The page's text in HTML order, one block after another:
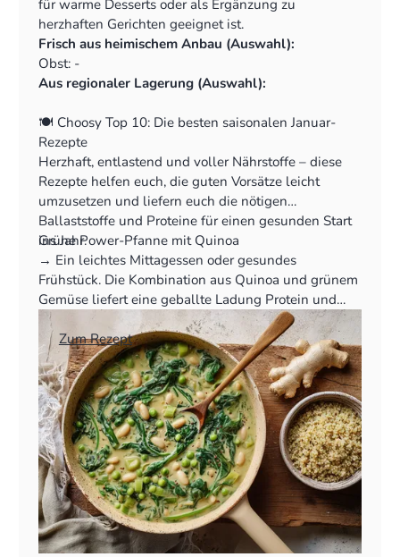
Chicorée
Aus regionaler Lagerung (Auswahl):
Kohl & Blätter: Weißkohl
Wurzeln & Rüben: Kartoffeln, Möhren,
Knollensellerie, Rote Bete, Pastinaken, Steckrüben
für warme Desserts oder als Ergänzung zu
herzhaften Gerichten geeignet ist.
Frisch aus heimischem Anbau (Auswahl):
Obst: -
Aus regionaler Lagerung (Auswahl):
Nüsse: Walnüsse, Haselnüsse
🍽️ Choosy Top 10: Die besten saisonalen Januar-
Rezepte
Herzhaft, entlastend und voller Nährstoffe – diese
Rezepte helfen euch, die guten Vorsätze leicht
umzusetzen und liefern euch die nötigen
Ballaststoffe und Proteine für einen gesunden Start
ins Jahr.
Grüne Power-Pfanne mit Quinoa
‍→ Ein leichtes Mittagessen oder gesundes
Frühstück. Die Kombination aus Quinoa und grünem
Gemüse liefert eine geballte Ladung Protein und
Vitamine.
👉 Zum Rezept